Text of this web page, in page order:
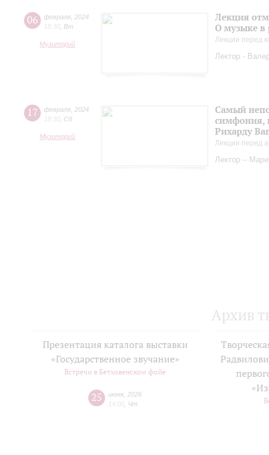
06 февраля 2024
18:30 Вт
Музиторий
Лекция
О музыке в
Лекции перед
Лектор -
17 февраля 2024
18:30 Сб
Музиторий
Самый
симфония,
Рихарду
Лекции перед
Лектор –
Архив
Презентация каталога выставки
«Государственное звучание»
Встречи в Бетховенском фойе
25 июня 2026
14:00 Чт